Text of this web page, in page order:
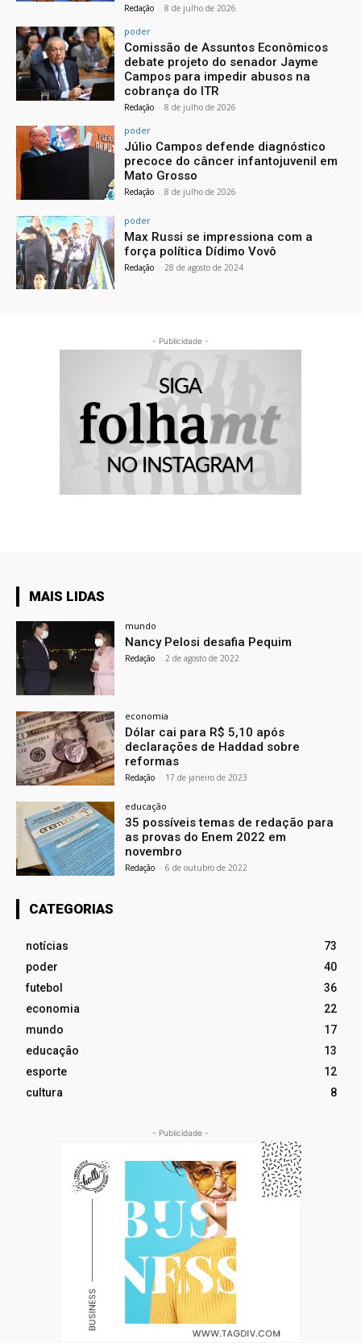
Redação - 8 de julho de 2026
poder
Comissão de Assuntos Econômicos
debate projeto do senador Jayme
Campos para impedir abusos na
cobrança do ITR
Redação - 8 de julho de 2026
poder
Júlio Campos defende diagnóstico
precoce do câncer infantojuvenil em
Mato Grosso
Redação - 8 de julho de 2026
poder
Max Russi se impressiona com a
força política Dídimo Vovô
Redação - 28 de agosto de 2024
- Publicidade -
MAIS LIDAS
mundo
Nancy Pelosi desafia Pequim
Redação - 2 de agosto de 2022
economia
Dólar cai para R$ 5,10 após
declarações de Haddad sobre
reformas
Redação - 17 de janeiro de 2023
educação
35 possíveis temas de redação para
as provas do Enem 2022 em
novembro
Redação - 6 de outubro de 2022
CATEGORIAS
notícias
73
poder
40
futebol
36
economia
22
mundo
17
educação
13
esporte
12
cultura
8
- Publicidade -